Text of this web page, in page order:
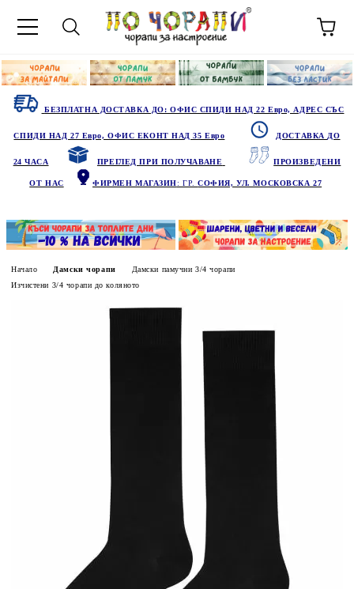
БЕЗПЛАТНА ДОСТАВКА ДО: ОФИС СПИДИ НАД 22 Евро, АДРЕС СЪС
СПИДИ НАД 27 Евро, ОФИС ЕКОНТ НАД 35 Евро ДОСТАВКА ДО
24 ЧАСА ПРЕГЛЕД ПРИ ПОЛУЧАВАНЕ ПРОИЗВЕДЕНИ
ОТ НАС ФИРМЕН МАГАЗИН: ГР.СОФИЯ, УЛ. МОСКОВСКА 27
Начало Дамски чорапи
Дамски памучни 3/4 чорапи
Изчистени 3/4 чорапи до коляното